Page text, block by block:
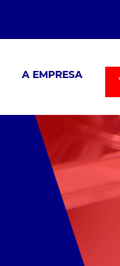
A EMPRESA